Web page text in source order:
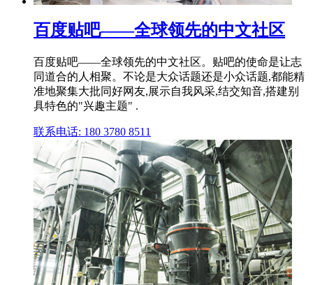
百度贴吧——全球领先的中文社区
百度贴吧——全球领先的中文社区。贴吧的使命是让志
同道合的人相聚。不论是大众话题还是小众话题,都能精
准地聚集大批同好网友,展示自我风采,结交知音,搭建别
具特色的"兴趣主题" .
联系电话: 180 3780 8511